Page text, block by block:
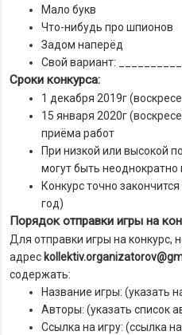
Мало букв
Что-нибудь про шпионов
Задом наперёд
Свой вариант:
Сроки конкурса:
1 декабря 2019г
15 января 2020г
приёма работ
При низкой или высокой
могут быть неоднократно
Конкурс точно
год)
Порядок отправки игры на
Для отправки игры на конкурс,
адрес
содержать:
Название игры: (указать
Авторы: (указать список
Ссылка на игру: (ссылка